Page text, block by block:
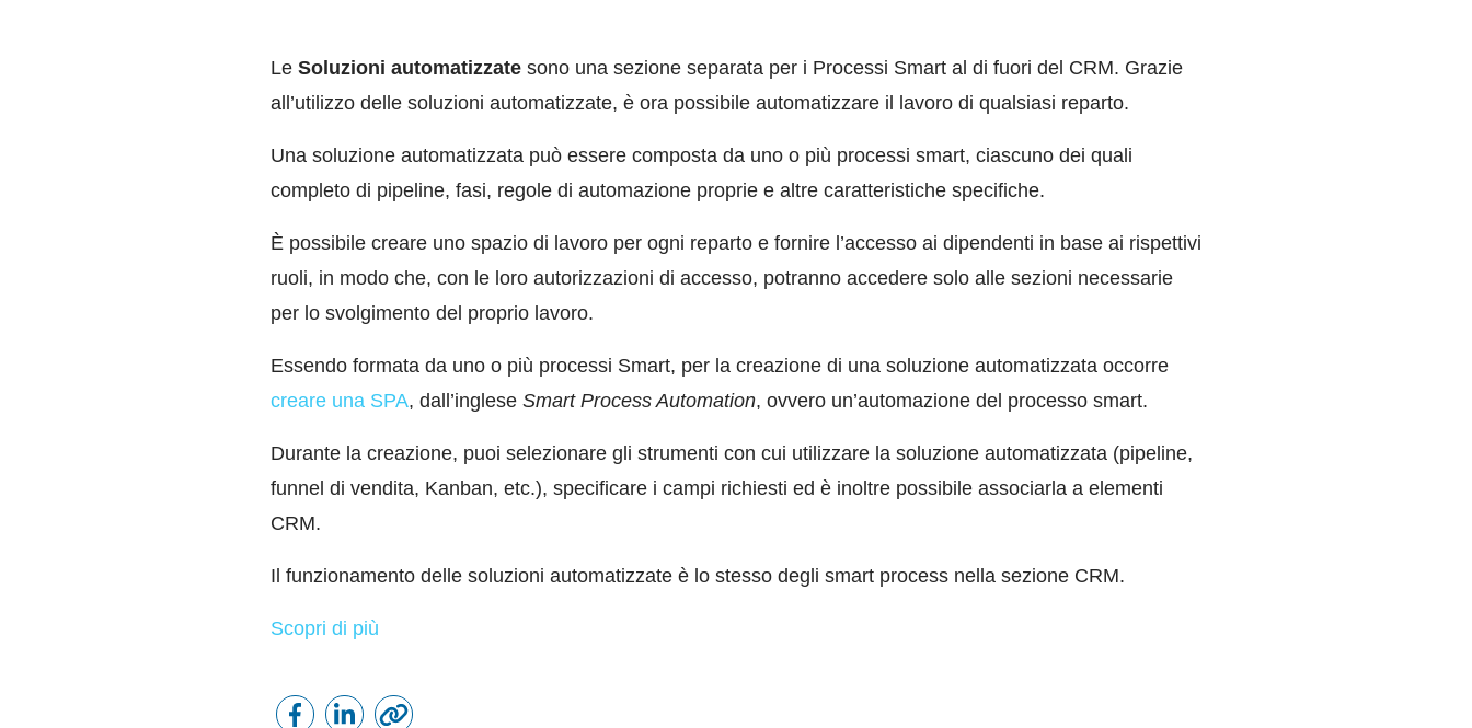
Le Soluzioni automatizzate sono una sezione separata per i Processi Smart al di fuori del CRM. Grazie
all’utilizzo delle soluzioni automatizzate, è ora possibile automatizzare il lavoro di qualsiasi reparto.
Una soluzione automatizzata può essere composta da uno o più processi smart, ciascuno dei quali
completo di pipeline, fasi, regole di automazione proprie e altre caratteristiche specifiche.
È possibile creare uno spazio di lavoro per ogni reparto e fornire l’accesso ai dipendenti in base ai rispettivi
ruoli, in modo che, con le loro autorizzazioni di accesso, potranno accedere solo alle sezioni necessarie
per lo svolgimento del proprio lavoro.
Essendo formata da uno o più processi Smart, per la creazione di una soluzione automatizzata occorre
creare una SPA, dall’inglese Smart Process Automation, ovvero un’automazione del processo smart.
Durante la creazione, puoi selezionare gli strumenti con cui utilizzare la soluzione automatizzata (pipeline,
funnel di vendita, Kanban, etc.), specificare i campi richiesti ed è inoltre possibile associarla a elementi
CRM.
Il funzionamento delle soluzioni automatizzate è lo stesso degli smart process nella sezione CRM.
Scopri di più